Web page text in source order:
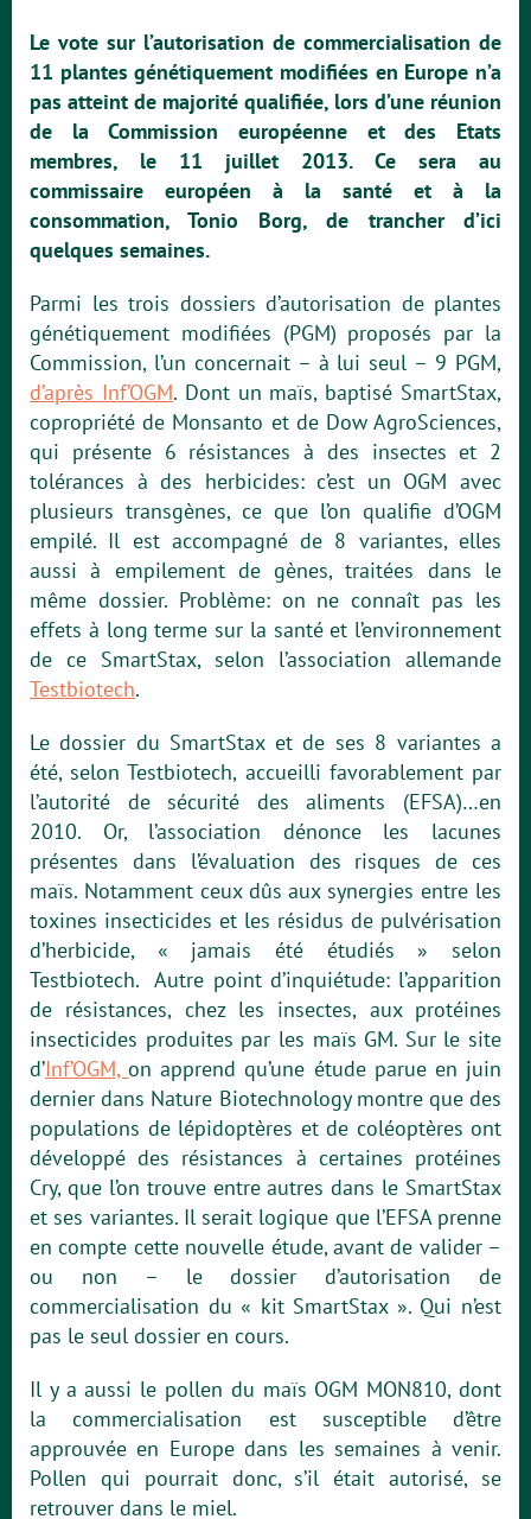
Le vote sur l’autorisation de commercialisation de
11 plantes génétiquement modifiées en Europe n’a
pas atteint de majorité qualifiée, lors d’une réunion
de la Commission européenne et des Etats
membres, le 11 juillet 2013. Ce sera au
commissaire européen à la santé et à la
consommation, Tonio Borg, de trancher d’ici
quelques semaines.
Parmi les trois dossiers d’autorisation de plantes
génétiquement modifiées (PGM) proposés par la
Commission, l’un concernait – à lui seul – 9 PGM,
d’après Inf’OGM. Dont un maïs, baptisé SmartStax,
copropriété de Monsanto et de Dow AgroSciences,
qui présente 6 résistances à des insectes et 2
tolérances à des herbicides: c’est un OGM avec
plusieurs transgènes, ce que l’on qualifie d’OGM
empilé. Il est accompagné de 8 variantes, elles
aussi à empilement de gènes, traitées dans le
même dossier. Problème: on ne connaît pas les
effets à long terme sur la santé et l’environnement
de ce SmartStax, selon l’association allemande
Testbiotech.
Le dossier du SmartStax et de ses 8 variantes a
été, selon Testbiotech, accueilli favorablement par
l’autorité de sécurité des aliments (EFSA)…en
2010. Or, l’association dénonce les lacunes
présentes dans l’évaluation des risques de ces
maïs. Notamment ceux dûs aux synergies entre les
toxines insecticides et les résidus de pulvérisation
d’herbicide, « jamais été étudiés » selon
Testbiotech. Autre point d’inquiétude: l’apparition
de résistances, chez les insectes, aux protéines
insecticides produites par les maïs GM. Sur le site
d’Inf’OGM,on apprend qu’une étude parue en juin
dernier dans Nature Biotechnology montre que des
populations de lépidoptères et de coléoptères ont
développé des résistances à certaines protéines
Cry, que l’on trouve entre autres dans le SmartStax
et ses variantes. Il serait logique que l’EFSA prenne
en compte cette nouvelle étude, avant de valider –
ou non – le dossier d’autorisation de
commercialisation du « kit SmartStax ». Qui n’est
pas le seul dossier en cours.
Il y a aussi le pollen du maïs OGM MON810, dont
la commercialisation est susceptible d’être
approuvée en Europe dans les semaines à venir.
Pollen qui pourrait donc, s’il était autorisé, se
retrouver dans le miel.